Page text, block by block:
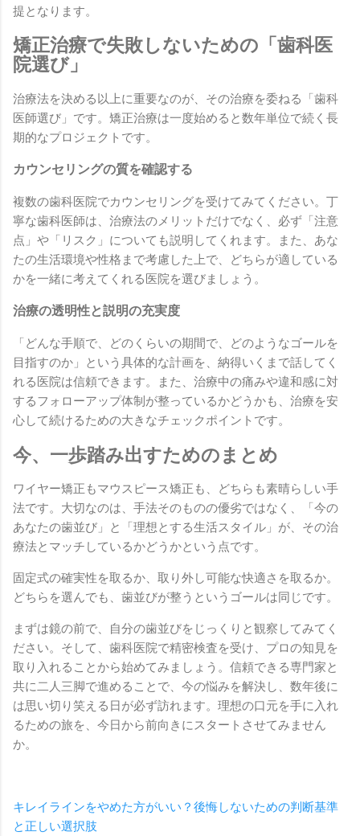
提となります。
矯正治療で失敗しないための「歯科医
院選び」
治療法を決める以上に重要なのが、その治療を委ねる「歯科
医師選び」です。矯正治療は一度始めると数年単位で続く長
期的なプロジェクトです。
カウンセリングの質を確認する
複数の歯科医院でカウンセリングを受けてみてください。丁
寧な歯科医師は、治療法のメリットだけでなく、必ず「注意
点」や「リスク」についても説明してくれます。また、あな
たの生活環境や性格まで考慮した上で、どちらが適している
かを一緒に考えてくれる医院を選びましょう。
治療の透明性と説明の充実度
「どんな手順で、どのくらいの期間で、どのようなゴールを
目指すのか」という具体的な計画を、納得いくまで話してく
れる医院は信頼できます。また、治療中の痛みや違和感に対
するフォローアップ体制が整っているかどうかも、治療を安
心して続けるための大きなチェックポイントです。
今、一歩踏み出すためのまとめ
ワイヤー矯正もマウスピース矯正も、どちらも素晴らしい手
法です。大切なのは、手法そのものの優劣ではなく、「今の
あなたの歯並び」と「理想とする生活スタイル」が、その治
療法とマッチしているかどうかという点です。
固定式の確実性を取るか、取り外し可能な快適さを取るか。
どちらを選んでも、歯並びが整うというゴールは同じです。
まずは鏡の前で、自分の歯並びをじっくりと観察してみてく
ださい。そして、歯科医院で精密検査を受け、プロの知見を
取り入れることから始めてみましょう。信頼できる専門家と
共に二人三脚で進めることで、今の悩みを解決し、数年後に
は思い切り笑える日が必ず訪れます。理想の口元を手に入れ
るための旅を、今日から前向きにスタートさせてみません
か。
キレイラインをやめた方がいい？後悔しないための判断基準
と正しい選択肢